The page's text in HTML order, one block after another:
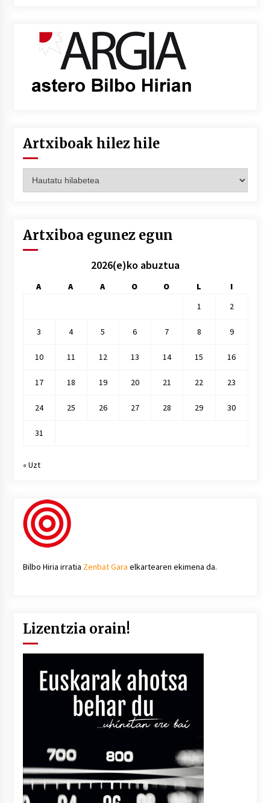
Artxiboak hilez hile
hilez
Artxiboa egunez egun
2026(e)ko abuztua
A A A O O L
I
1
2
3 4 5 6 7 8 9
10 11 12 13 14 15 16
17 18 19 20 21 22 23
24 25 26 27 28 29 30
31
« Uzt
Bilbo Hiria irratia Zenbat Gara elkartearen ekimena da.
Lizentzia orain!